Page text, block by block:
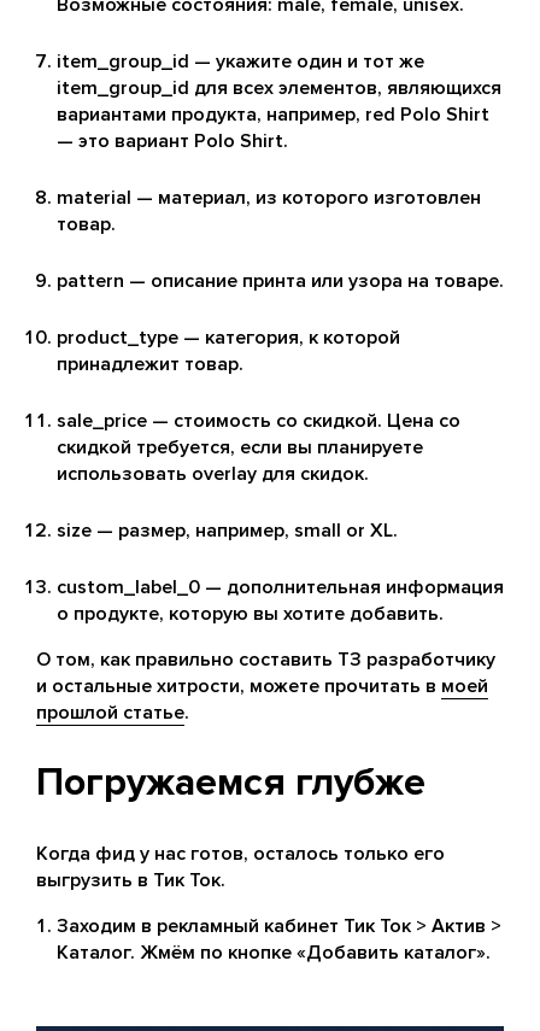
Возможные состояния: male, female, unisex.
item_group_id — укажите один и тот же
item_group_id для всех элементов, являющихся
вариантами продукта, например, red Polo Shirt
— это вариант Polo Shirt.
material — материал, из которого изготовлен
товар.
pattern — описание принта или узора на товаре.
product_type — категория, к которой
принадлежит товар.
sale_price — стоимость со скидкой. Цена со
скидкой требуется, если вы планируете
использовать overlay для скидок.
size — размер, например, small or XL.
custom_label_0 — дополнительная информация
о продукте, которую вы хотите добавить.
О том, как правильно составить ТЗ разработчику
и остальные хитрости, можете прочитать в моей
прошлой статье.
Погружаемся глубже
Когда фид у нас готов, осталось только его
выгрузить в Тик Ток.
Заходим в рекламный кабинет Тик Ток > Актив >
Каталог. Жмём по кнопке «Добавить каталог».